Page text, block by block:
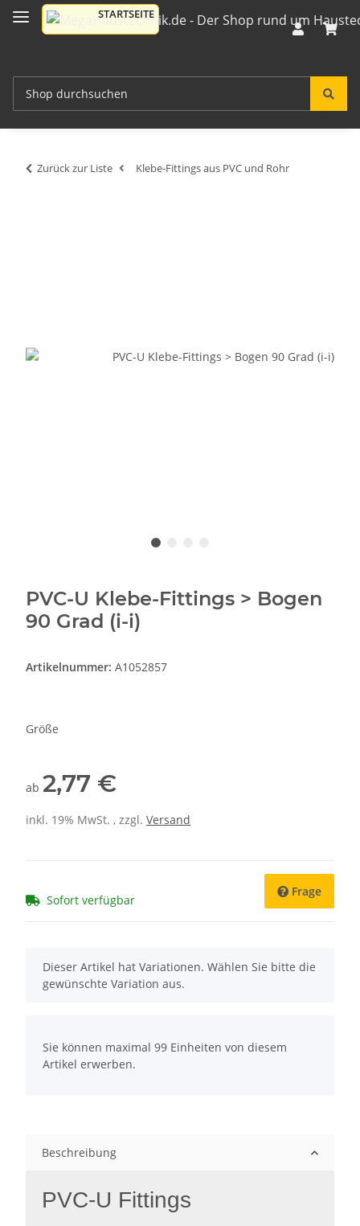
Zurück zur Liste Klebe-Fittings aus PVC und Rohr
PVC-U Klebe-Fittings > Bogen
90 Grad (i-i)
Artikelnummer: A1052857
Größe
ab 2,77 €
inkl. 19% MwSt. , zzgl. Versand
Sofort verfügbar
Frage
x
Dieser Artikel hat Variationen. Wählen Sie bitte die
gewünschte Variation aus.
Sie können maximal 99 Einheiten von diesem
Artikel erwerben.
Beschreibung
PVC-U Fittings